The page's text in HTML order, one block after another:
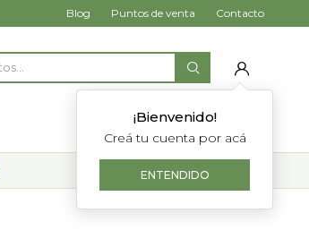
¡Bienvenido!
Creá tu cuenta por acá
ENTENDIDO
Blog Puntos de venta Contacto